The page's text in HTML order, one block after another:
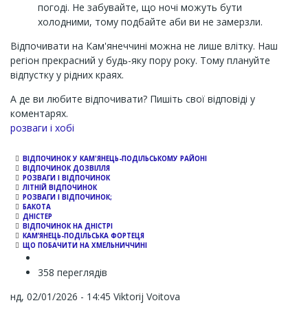
погоді. Не забувайте, що ночі можуть бути
холодними, тому подбайте аби ви не замерзли.
Відпочивати на Кам'янеччині можна не лише влітку. Наш
регіон прекрасний у будь-яку пору року. Тому плануйте
відпустку у рідних краях.
А де ви любите відпочивати? Пишіть свої відповіді у
коментарях.
Channel
розваги і хобі
ВІДПОЧИНОК У КАМ'ЯНЕЦЬ-ПОДІЛЬСЬКОМУ РАЙОНІ
ВІДПОЧИНОК ДОЗВІЛЛЯ
РОЗВАГИ І ВІДПОЧИНОК
ЛІТНІЙ ВІДПОЧИНОК
РОЗВАГИ І ВІДПОЧИНОК;
БАКОТА
ДНІСТЕР
ВІДПОЧИНОК НА ДНІСТРІ
КАМ’ЯНЕЦЬ-ПОДІЛЬСЬКА ФОРТЕЦЯ
ЩО ПОБАЧИТИ НА ХМЕЛЬНИЧЧИНІ
358 переглядів
нд, 02/01/2026 - 14:45 Viktorij Voitova